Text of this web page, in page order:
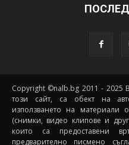
Copyright ©nalb.bg 2011 - 2025
този сайт, са обект на
използването на материали
(снимки, видео клипове и
които са предоставени
предварително писмено